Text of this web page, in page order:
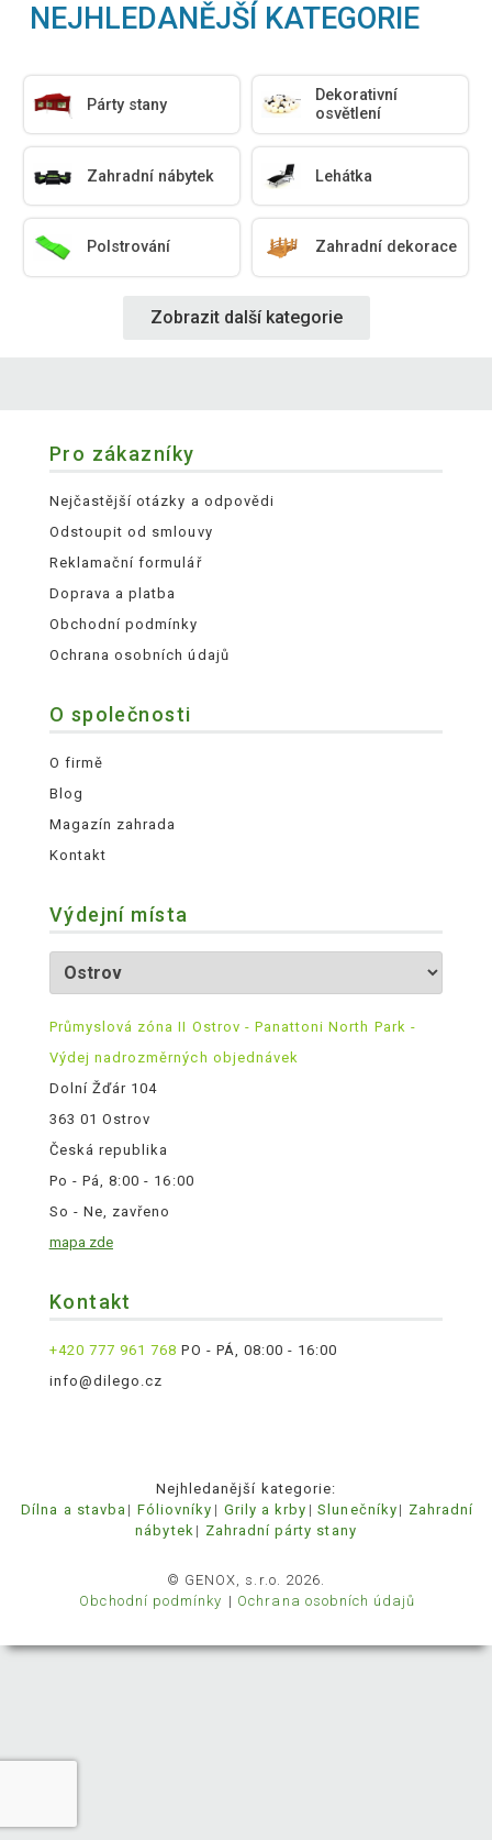
NEJHLEDANĚJŠÍ KATEGORIE
Párty stany
Dekorativní
osvětlení
Zahradní nábytek Lehátka
Polstrování Zahradní dekorace
Zobrazit další kategorie
Pro zákazníky
Nejčastější otázky a odpovědi
Odstoupit od smlouvy
Reklamační formulář
Doprava a platba
Obchodní podmínky
Ochrana osobních údajů
O společnosti
O firmě
Blog
Magazín zahrada
Kontakt
Výdejní místa
Průmyslová zóna II Ostrov - Panattoni North Park -
Výdej nadrozměrných objednávek
Dolní Žďár 104
363 01 Ostrov
Česká republika
Po - Pá, 8:00 - 16:00
So - Ne, zavřeno
mapa zde
Kontakt
+420 777 961 768 PO - PÁ, 08:00 - 16:00
info@dilego.cz
Nejhledanější kategorie:
Dílna a stavba
Fóliovníky Grily a krby Slunečníky
Zahradní
nábytek
Zahradní párty stany
© GENOX, s.r.o. 2026.
Obchodní podmínky
Ochrana osobních údajů